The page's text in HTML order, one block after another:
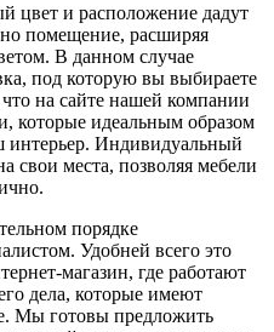
цвет и расположение дадут
помещение, расширяя
В данном случае
под которую вы выбираете
на сайте нашей компании
которые идеальным образом
Индивидуальный
свои места, позволяя мебели
порядке
Удобней всего это
магазин, где работают
дела, которые имеют
Мы готовы предложить